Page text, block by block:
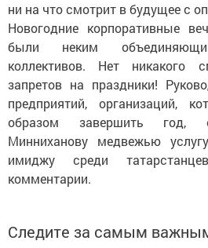
ни на что смотрит в будущее с
Новогодние корпоративные
были неким
коллективов. Нет никакого
запретов на праздники!
предприятий, организаций,
образом завершить год,
Минниханову медвежью
имиджу среди
комментарии.
Следите за самым